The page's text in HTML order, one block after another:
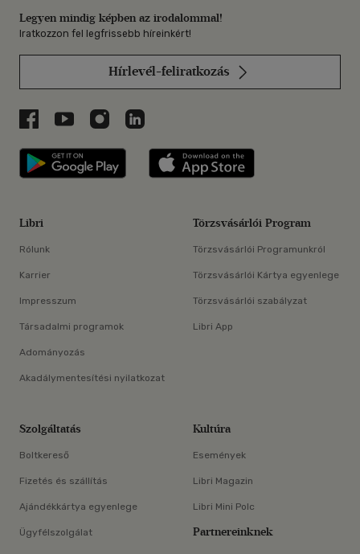
Legyen mindig képben az irodalommal!
Iratkozzon fel legfrissebb híreinkért!
Hírlevél-feliratkozás
Libri a Facebookon
Libri a Youtube-on
Libri az Instagramon
Libri a LinkedInen
Libri applikáció Szerezd meg: Google
Libri
Rólunk
Karrier
Impresszum
Társadalmi programok
Adományozás
Akadálymentesítési nyilatkozat
Törzsvásárlói Program
Törzsvásárlói Programunkról
Törzsvásárlói Kártya egyenlege
Törzsvásárlói szabályzat
Libri App
Szolgáltatás
Boltkereső
Fizetés és szállítás
Ajándékkártya egyenlege
Ügyfélszolgálat
Kultúra
Események
Libri Magazin
Libri Mini Polc
Partnereinknek